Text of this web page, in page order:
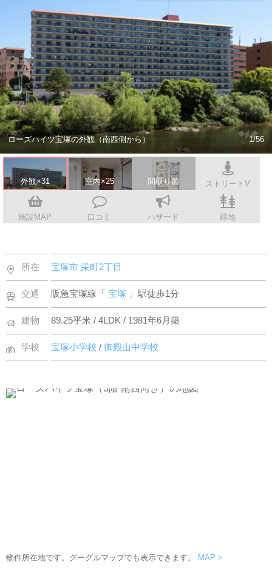
スタッフ紹介
会社案内
ローズハイツ宝塚の外観（南西側から） 1/56
外観×31 室内×25 間取り図 ストリートV
施設MAP 口コミ ハザード 緑地
所在 宝塚市栄町2丁目
交通 阪急宝塚線「宝塚 」駅徒歩1分
建物 89.25平米 / 4LDK / 1981年6月築
学校 宝塚小学校/御殿山中学校
物件所在地です。グーグルマップでも表示できます。 MAP >